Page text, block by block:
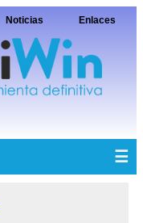
Enlaces
Noticias
☰